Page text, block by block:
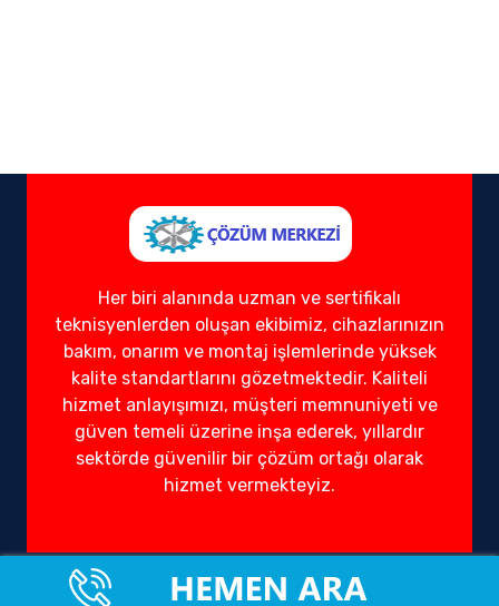
Her biri alanında uzman ve sertifikalı
teknisyenlerden oluşan ekibimiz, cihazlarınızın
bakım, onarım ve montaj işlemlerinde yüksek
kalite standartlarını gözetmektedir. Kaliteli
hizmet anlayışımızı, müşteri memnuniyeti ve
güven temeli üzerine inşa ederek, yıllardır
sektörde güvenilir bir çözüm ortağı olarak
hizmet vermekteyiz.